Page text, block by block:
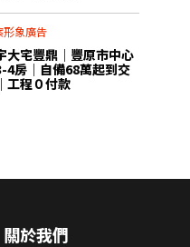
形象廣告
大宅豐鼎｜豐原市中心
4房｜自備68萬起到交
工程０付款
關於我們